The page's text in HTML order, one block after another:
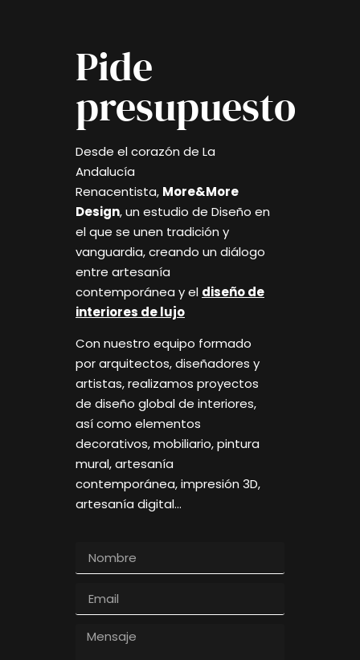
Pide
presupuesto
Desde el corazón de La
Andalucía
Renacentista, More&More
Design, un estudio de Diseño en
el que se unen tradición y
vanguardia, creando un diálogo
entre artesanía
contemporánea y el diseño de
interiores de lujo
Con nuestro equipo formado
por arquitectos, diseñadores y
artistas, realizamos proyectos
de diseño global de interiores,
así como elementos
decorativos, mobiliario, pintura
mural, artesanía
contemporánea, impresión 3D,
artesanía digital…